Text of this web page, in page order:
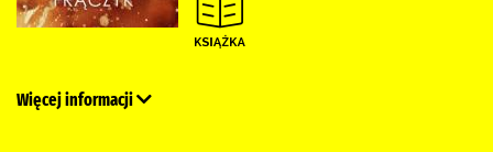
Więcej informacji